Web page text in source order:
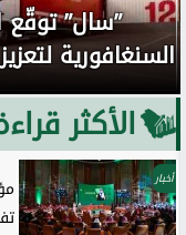
”سال” توقّع
السنغافورية
الأكثر
أخبار